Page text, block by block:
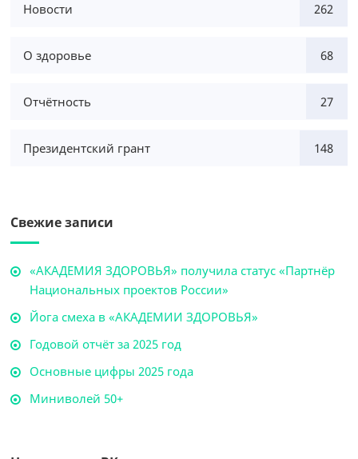
Новости 262
О здоровье 68
Отчётность 27
Президентский грант 148
Свежие записи
«АКАДЕМИЯ ЗДОРОВЬЯ» получила статус «Партнёр
Национальных проектов России»
Йога смеха в «АКАДЕМИИ ЗДОРОВЬЯ»
Годовой отчёт за 2025 год
Основные цифры 2025 года
Миниволей 50+